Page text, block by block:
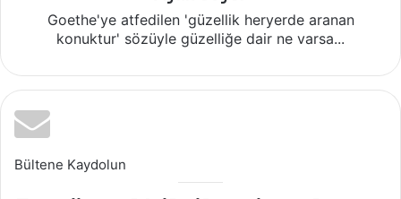
Goethe'ye atfedilen 'güzellik heryerde aranan
konuktur' sözüyle güzelliğe dair ne varsa...
Bültene Kaydolun